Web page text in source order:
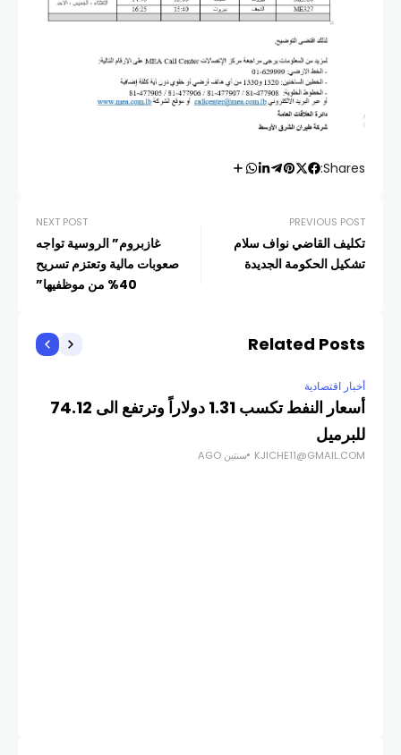
Shares:
PREVIOUS POST
تكليف القاضي نواف سلام
تشكيل الحكومة الجديدة
NEXT POST
غازبروم” الروسية تواجه
صعوبات مالية وتعتزم تسريح
40% من موظفيها”
Related Posts
أخبار اقتصادية
أسعار النفط تكسب 1.31 دولاراً وترتفع الى 74.12
للبرميل
KJICHE11@GMAIL.COM سنتين AGO